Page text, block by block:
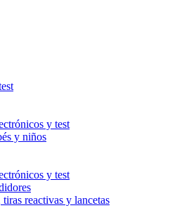
y test
y niños
y test
reactivas y lancetas